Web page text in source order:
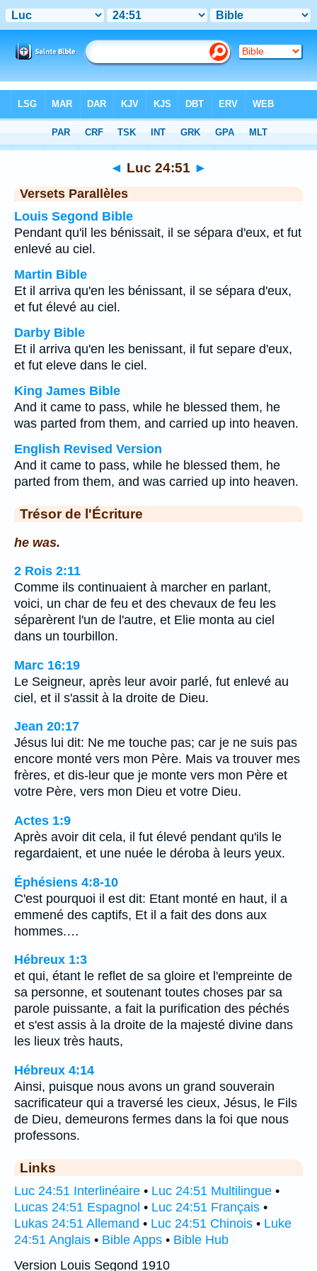
Chapitre 24> Verset 51
◄ Luc 24:51 ►
Versets Parallèles
Louis Segond Bible
Pendant qu'il les bénissait, il se sépara d'eux, et fut
enlevé au ciel.
Martin Bible
Et il arriva qu'en les bénissant, il se sépara d'eux,
et fut élevé au ciel.
Darby Bible
Et il arriva qu'en les benissant, il fut separe d'eux,
et fut eleve dans le ciel.
King James Bible
And it came to pass, while he blessed them, he
was parted from them, and carried up into heaven.
English Revised Version
And it came to pass, while he blessed them, he
parted from them, and was carried up into heaven.
Trésor de l'Écriture
he was.
2 Rois 2:11
Comme ils continuaient à marcher en parlant,
voici, un char de feu et des chevaux de feu les
séparèrent l'un de l'autre, et Elie monta au ciel
dans un tourbillon.
Marc 16:19
Le Seigneur, après leur avoir parlé, fut enlevé au
ciel, et il s'assit à la droite de Dieu.
Jean 20:17
Jésus lui dit: Ne me touche pas; car je ne suis pas
encore monté vers mon Père. Mais va trouver mes
frères, et dis-leur que je monte vers mon Père et
votre Père, vers mon Dieu et votre Dieu.
Actes 1:9
Après avoir dit cela, il fut élevé pendant qu'ils le
regardaient, et une nuée le déroba à leurs yeux.
Éphésiens 4:8-10
C'est pourquoi il est dit: Etant monté en haut, il a
emmené des captifs, Et il a fait des dons aux
hommes.…
Hébreux 1:3
et qui, étant le reflet de sa gloire et l'empreinte de
sa personne, et soutenant toutes choses par sa
parole puissante, a fait la purification des péchés
et s'est assis à la droite de la majesté divine dans
les lieux très hauts,
Hébreux 4:14
Ainsi, puisque nous avons un grand souverain
sacrificateur qui a traversé les cieux, Jésus, le Fils
de Dieu, demeurons fermes dans la foi que nous
professons.
Links
Luc 24:51 Interlinéaire • Luc 24:51 Multilingue •
Lucas 24:51 Espagnol • Luc 24:51 Français •
Lukas 24:51 Allemand • Luc 24:51 Chinois • Luke
24:51 Anglais • Bible Apps • Bible Hub
Version Louis Segond 1910